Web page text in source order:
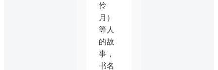
怜
月）
等人
的故
事，
书名